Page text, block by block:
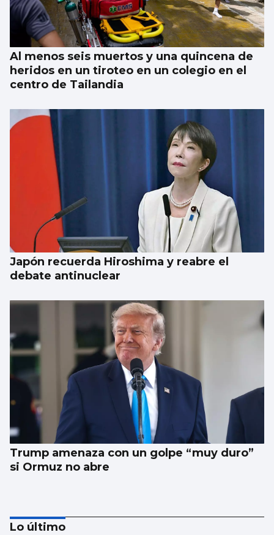
Al menos seis muertos y una quincena de
heridos en un tiroteo en un colegio en el
centro de Tailandia
Japón recuerda Hiroshima y reabre el
debate antinuclear
Trump amenaza con un golpe “muy duro”
si Ormuz no abre
Lo último